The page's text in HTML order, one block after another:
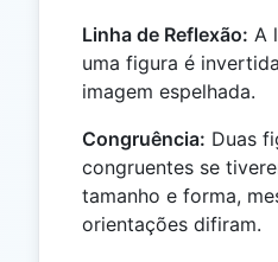
Linha de Reflexão: A
uma figura é
imagem espelhada.
Congruência: Duas
congruentes se
tamanho e forma,
orientações difiram.